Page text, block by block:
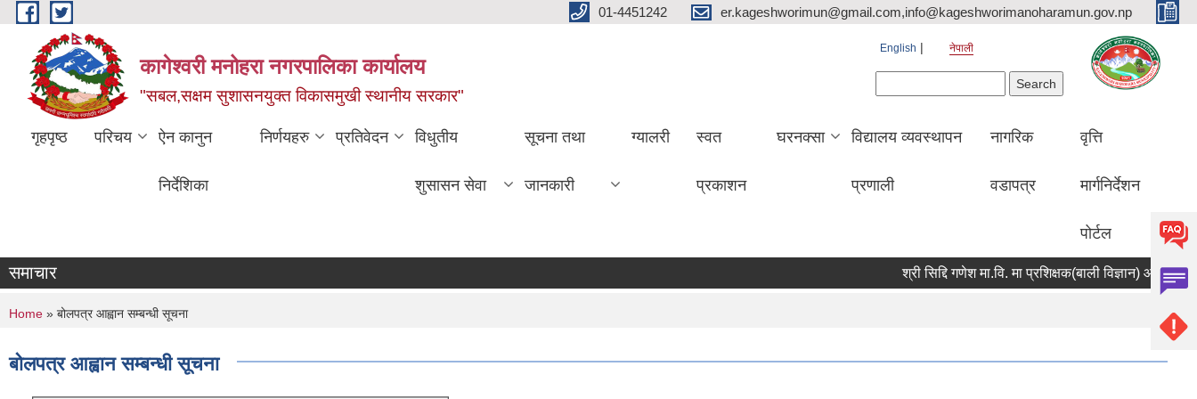
Skip to main content 01-4451242 er.kageshworimun@gmail.com,info@kageshworimanoharamun.gov.np
कागेश्वरी मनोहरा नगरपालिका कार्यालय
"सबल,सक्षम सुशासनयुक्त विकासमुखी स्थानीय सरकार"
English नेपाली
गृहपृष्ठ परिचय ऐन कानुन
निर्देशिका
निर्णयहरु प्रतिवेदन विधुतीय
शुसासन सेवा
सूचना तथा
जानकारी
ग्यालरी स्वत
प्रकाशन
घरनक्सा विद्यालय व्यवस्थापन
प्रणाली
नागरिक
वडापत्र
वृत्ति
मार्गनिर्देशन
पोर्टल
समाचार श्री सिद्दि गणेश मा.वि. मा प्रशिक्षक(बाली विज्ञान) आवश्यकता
You are here
Home » बोलपत्र आह्वान सम्बन्धी सूचना
बोलपत्र आह्वान सम्बन्धी सूचना